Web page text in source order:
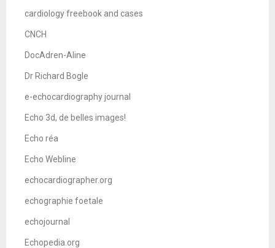
cardiology freebook and cases
CNCH
DocAdren-Aline
Dr Richard Bogle
e-echocardiography journal
Echo 3d, de belles images!
Echo réa
Echo Webline
echocardiographer.org
echographie foetale
echojournal
Echopedia.org